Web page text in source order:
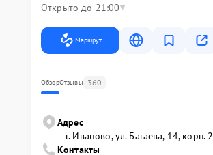
Открыто до 21:00
Маршрут
ОбзорОтзывы 360
Адрес
г. Иваново, ул. Багаева, 14, корп. 2
Контакты